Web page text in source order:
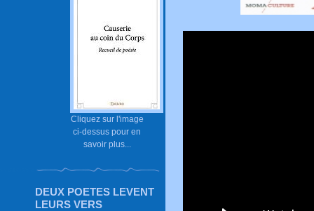
Cliquez sur l'image
ci-dessus pour en
savoir plus...
DEUX POETES LEVENT
LEURS VERS